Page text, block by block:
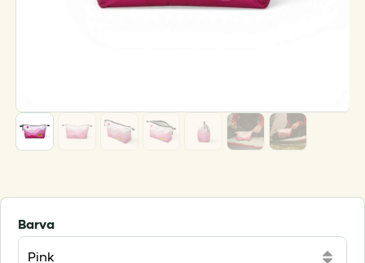
Barva